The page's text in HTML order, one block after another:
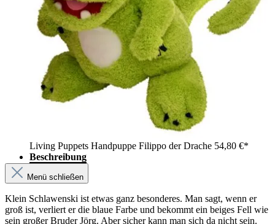
Living Puppets Handpuppe Filippo der Drache 54,80 €*
Beschreibung
Menü schließen
Klein Schlawenski ist etwas ganz besonderes. Man sagt, wenn er
groß ist, verliert er die blaue Farbe und bekommt ein beiges Fell wie
sein großer Bruder Jörg. Aber sicher kann man sich da nicht sein.